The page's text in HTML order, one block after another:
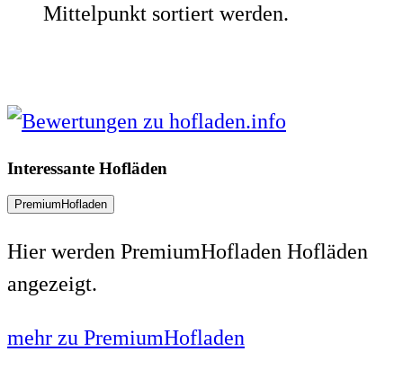
Mittelpunkt sortiert werden.
Interessante Hofläden
PremiumHofladen
Hier werden PremiumHofladen Hofläden
angezeigt.
mehr zu PremiumHofladen